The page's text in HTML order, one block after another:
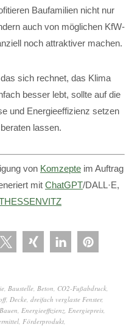
Baufamilien nicht nur
auch von möglichen KfW-
noch attraktiver machen.
sich rechnet, das Klima
besser lebt, sollte auf die
und Energieeffizienz setzen
lassen.
von Komzepte im Auftrag
mit ChatGPT/DALL·E,
, Baustelle, Beton, CO2-Fußabdruck,
, Decke, dreifach verglaste Fenster,
, Energieeffizienz, Energiepreis,
, Förderprodukt,